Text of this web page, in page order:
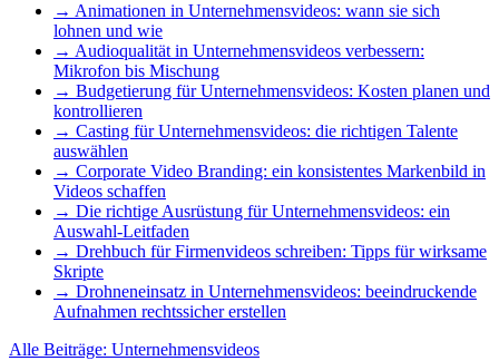
→ Animationen in Unternehmensvideos: wann sie sich
lohnen und wie
→ Audioqualität in Unternehmensvideos verbessern:
Mikrofon bis Mischung
→ Budgetierung für Unternehmensvideos: Kosten planen und
kontrollieren
→ Casting für Unternehmensvideos: die richtigen Talente
auswählen
→ Corporate Video Branding: ein konsistentes Markenbild in
Videos schaffen
→ Die richtige Ausrüstung für Unternehmensvideos: ein
Auswahl-Leitfaden
→ Drehbuch für Firmenvideos schreiben: Tipps für wirksame
Skripte
→ Drohneneinsatz in Unternehmensvideos: beeindruckende
Aufnahmen rechtssicher erstellen
Alle Beiträge: Unternehmensvideos